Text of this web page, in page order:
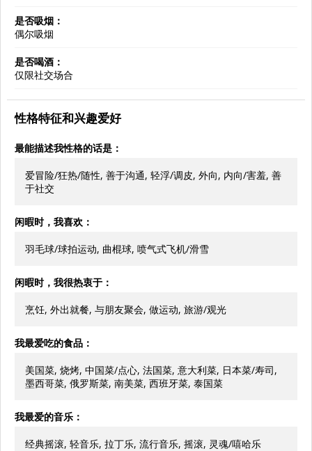
是否吸烟：
偶尔吸烟
是否喝酒：
仅限社交场合
性格特征和兴趣爱好
最能描述我性格的话是：
爱冒险/狂热/随性, 善于沟通, 轻浮/调皮, 外向, 内向/害羞, 善
于社交
闲暇时，我喜欢：
羽毛球/球拍运动, 曲棍球, 喷气式飞机/滑雪
闲暇时，我很热衷于：
烹饪, 外出就餐, 与朋友聚会, 做运动, 旅游/观光
我最爱吃的食品：
美国菜, 烧烤, 中国菜/点心, 法国菜, 意大利菜, 日本菜/寿司,
墨西哥菜, 俄罗斯菜, 南美菜, 西班牙菜, 泰国菜
我最爱的音乐：
经典摇滚, 轻音乐, 拉丁乐, 流行音乐, 摇滚, 灵魂/嘻哈乐